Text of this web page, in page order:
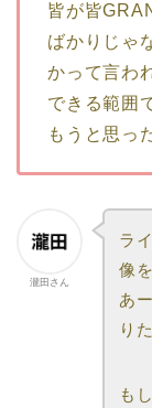
皆が皆
ばかりじゃ
かって言わ
できる範囲
もうと思っ
瀧田さん
ラ
像
あ
り
も